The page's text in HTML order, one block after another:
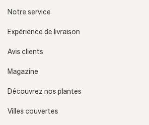
Notre service
Expérience de livraison
Avis clients
Magazine
Découvrez nos plantes
Villes couvertes